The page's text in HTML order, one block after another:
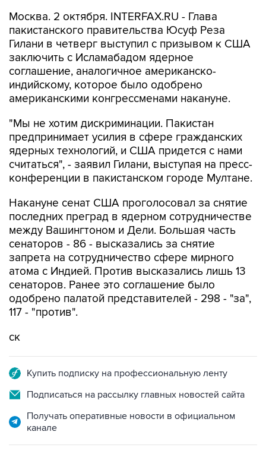
Москва. 2 октября. INTERFAX.RU - Глава
пакистанского правительства Юсуф Реза
Гилани в четверг выступил с призывом к США
заключить с Исламабадом ядерное
соглашение, аналогичное американско-
индийскому, которое было одобрено
американскими конгрессменами накануне.
"Мы не хотим дискриминации. Пакистан
предпринимает усилия в сфере гражданских
ядерных технологий, и США придется с нами
считаться", - заявил Гилани, выступая на пресс-
конференции в пакистанском городе Мултане.
Накануне сенат США проголосовал за снятие
последних преград в ядерном сотрудничестве
между Вашингтоном и Дели. Большая часть
сенаторов - 86 - высказались за снятие
запрета на сотрудничество сфере мирного
атома с Индией. Против высказались лишь 13
сенаторов. Ранее это соглашение было
одобрено палатой представителей - 298 - "за",
117 - "против".
ск
Купить подписку на профессиональную ленту
Подписаться на рассылку главных новостей сайта
Получать оперативные новости в официальном
канале